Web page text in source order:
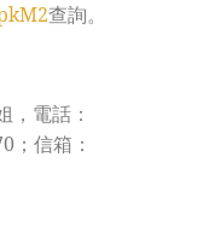
查詢。
，電話：
；信箱：